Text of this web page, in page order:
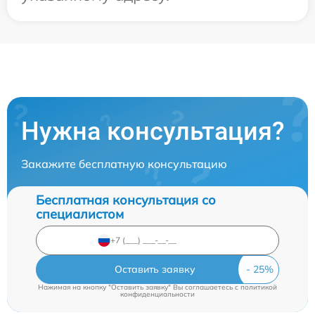
Нужна консультация?
Закажите бесплатную консультацию
Бесплатная консультация со
специалистом
Оставить заявку
Нажимая на кнопку "Оставить заявку" Вы соглашаетесь cполитикой
конфиденциальности